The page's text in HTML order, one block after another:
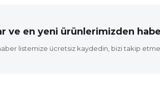
ve en yeni ürünlerimizden
listemize ücretsiz kaydedin, bizi takip